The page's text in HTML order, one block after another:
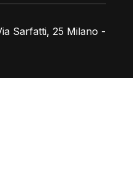
Sarfatti, 25 Milano -